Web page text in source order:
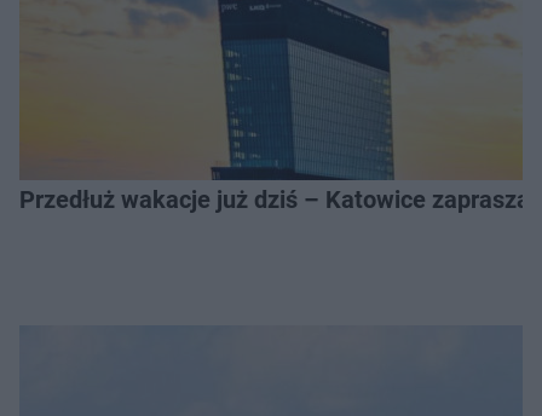
Przedłuż wakacje już dziś – Katowice